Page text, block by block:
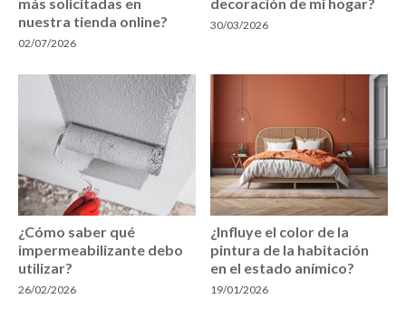
nuestra tienda online?
02/07/2026
30/03/2026
¿Cómo saber qué
impermeabilizante debo
utilizar?
26/02/2026
¿Influye el color de la
pintura de la habitación
en el estado anímico?
19/01/2026